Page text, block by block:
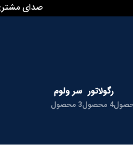
صدای
رگولاتور
4 محصول
سر ولوم
3 محصول